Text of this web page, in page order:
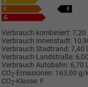
Verbrauch kombiniert:
Verbrauch Innenstadt:
Verbrauch Stadtrand:7,40
Verbrauch Landstraße:
Verbrauch Autobahn: 6,70
CO2-Emissionen: 163,00 g/
CO2-Klasse: F